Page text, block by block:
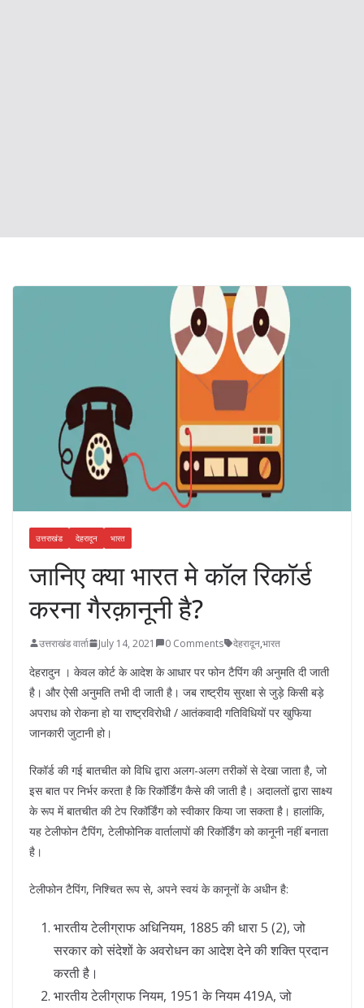
उत्तराखंड देहरादून भारत
जानिए क्या भारत मे कॉल रिकॉर्ड
करना गैरक़ानूनी है?
उत्तराखंड वार्ता July 14, 2021 0 Comments देहरादून,भारत
देहरादुन । केवल कोर्ट के आदेश के आधार पर फोन टैपिंग की अनुमति दी जाती
है। और ऐसी अनुमति तभी दी जाती है। जब राष्ट्रीय सुरक्षा से जुड़े किसी बड़े
अपराध को रोकना हो या राष्ट्रविरोधी / आतंकवादी गतिविधियों पर खुफिया
जानकारी जुटानी हो।
रिकॉर्ड की गई बातचीत को विधि द्वारा अलग-अलग तरीकों से देखा जाता है, जो
इस बात पर निर्भर करता है कि रिकॉर्डिंग कैसे की जाती है। अदालतों द्वारा साक्ष्य
के रूप में बातचीत की टेप रिकॉर्डिंग को स्वीकार किया जा सकता है। हालांकि,
यह टेलीफोन टैपिंग, टेलीफोनिक वार्तालापों की रिकॉर्डिंग को कानूनी नहीं बनाता
है।
टेलीफोन टैपिंग, निश्चित रूप से, अपने स्वयं के कानूनों के अधीन है:
भारतीय टेलीग्राफ अधिनियम, 1885 की धारा 5 (2), जो
सरकार को संदेशों के अवरोधन का आदेश देने की शक्ति प्रदान
करती है।
भारतीय टेलीग्राफ नियम, 1951 के नियम 419A, जो